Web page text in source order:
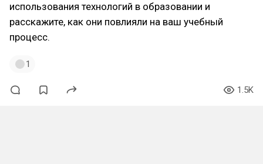
использования технологий в образовании и
расскажите, как они повлияли на ваш учебный
процесс.
1
1.5K